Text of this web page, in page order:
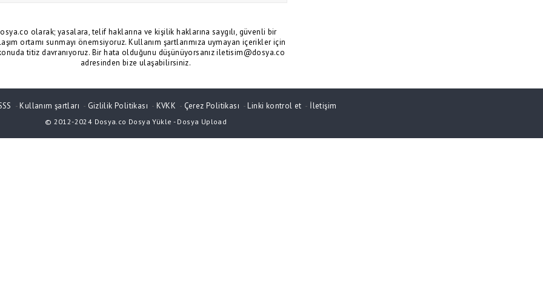
olarak; yasalara, telif haklarına ve kişilik haklarına saygılı, güvenli bir
ortamı sunmayı önemsiyoruz. Kullanım şartlarımıza uymayan içerikler için
titiz davranıyoruz. Bir hata olduğunu düşünüyorsanız iletisim@dosya.co
adresinden bize ulaşabilirsiniz.
-Kullanım şartları - Gizlilik Politikası - KVKK - Çerez Politikası -Linki kontrol et - İletişim
© 2012-2024 Dosya.co Dosya Yükle - Dosya Upload